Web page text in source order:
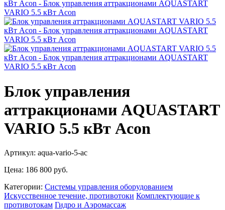
Блок управления
аттракционами AQUASTART
VARIO 5.5 кВт Acon
Артикул: aqua-vario-5-ac
Цена: 186 800 руб.
Категории: Системы управления оборудованием
Искусственное течение, противотоки Комплектующие к
противотокам Гидро и Аэромассаж